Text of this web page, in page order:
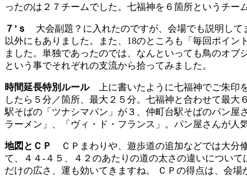
ったのは２７チームでした。七福神を６箇所というチー
７’ｓ
大会副題？に入れたのですが、会場でも説明して
以外にもありました。また、18のところも「毎回ポイ
ました。単独であったのでは、なんといっても鳥のオブ
という事でそれぞれの支流から拾ってみました。
時間延長特別ルール上に書いたように七福神でご朱印を
したら５分／箇所、最大２５分。七福神と合わせて最
駅そばの「ツナシマパン」が３、仲町台駅そばのパン
ラーメン」、「ヴィ・ド・フランス」。パン屋さんが人
地図とＣＰ
ＣＰまわりや、遊歩道の追加などでは大分
て、４４-４５、４２のあたりの道の太さの違いについ
だけの広さ、運も効いてきますね。 ＣＰの得点は、会